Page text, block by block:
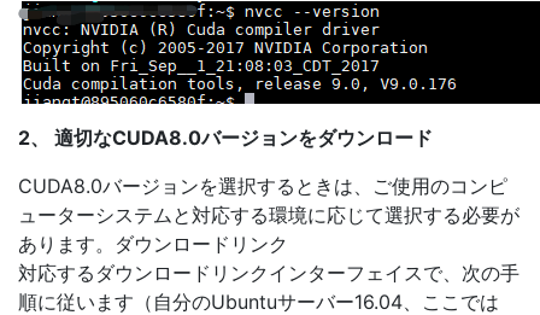
2、 適切なCUDA8.0バージョンをダウンロード
CUDA8.0バージョンを選択するときは、ご使用のコンピ
ューターシステムと対応する環境に応じて選択する必要が
あります。ダウンロードリンク
対応するダウンロードリンクインターフェイスで、次の手
順に従います（自分のUbuntuサーバー16.04、ここでは